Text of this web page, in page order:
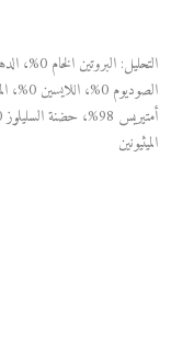
الميثيونين